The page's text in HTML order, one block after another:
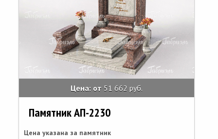
Цена: от 51 662 руб.
Памятник АП-2230
Цена указана за памятник